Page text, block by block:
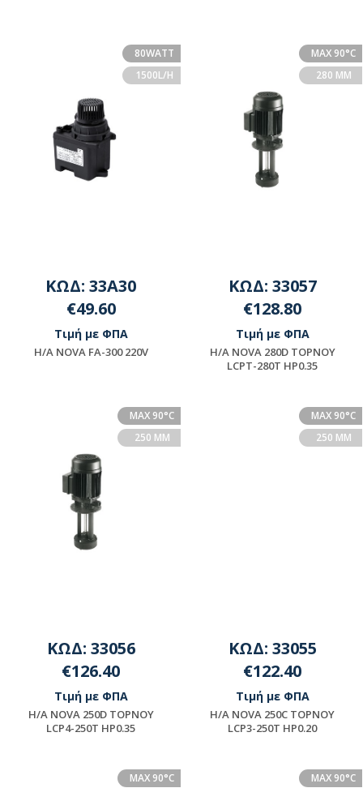
80WATT
1500L/H
ΚΩΔ: 33A30
€49.60
Τιμή με ΦΠΑ
H/A NOVA FA-300 220V
MAX 90°C
280 MM
ΚΩΔ: 33057
€128.80
Τιμή με ΦΠΑ
H/A NOVA 280D TOPNOY
LCPT-280T HP0.35
MAX 90°C
250 MM
ΚΩΔ: 33056
€126.40
Τιμή με ΦΠΑ
H/A NOVA 250D TOPNOY
LCP4-250T HP0.35
MAX 90°C
250 MM
ΚΩΔ: 33055
€122.40
Τιμή με ΦΠΑ
H/A NOVA 250C TOPNOY
LCP3-250T HP0.20
MAX 90°C
MAX 90°C